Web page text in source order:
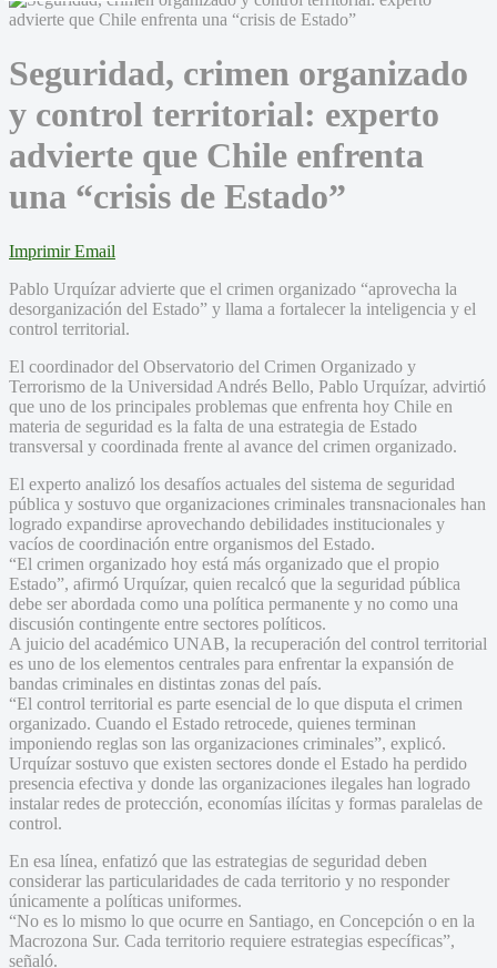
Seguridad, crimen organizado
y control territorial: experto
advierte que Chile enfrenta
una “crisis de Estado”
Imprimir Email
Pablo Urquízar advierte que el crimen organizado “aprovecha la
desorganización del Estado” y llama a fortalecer la inteligencia y el
control territorial.
El coordinador del Observatorio del Crimen Organizado y
Terrorismo de la Universidad Andrés Bello, Pablo Urquízar, advirtió
que uno de los principales problemas que enfrenta hoy Chile en
materia de seguridad es la falta de una estrategia de Estado
transversal y coordinada frente al avance del crimen organizado.
El experto analizó los desafíos actuales del sistema de seguridad
pública y sostuvo que organizaciones criminales transnacionales han
logrado expandirse aprovechando debilidades institucionales y
vacíos de coordinación entre organismos del Estado.
“El crimen organizado hoy está más organizado que el propio
Estado”, afirmó Urquízar, quien recalcó que la seguridad pública
debe ser abordada como una política permanente y no como una
discusión contingente entre sectores políticos.
A juicio del académico UNAB, la recuperación del control territorial
es uno de los elementos centrales para enfrentar la expansión de
bandas criminales en distintas zonas del país.
“El control territorial es parte esencial de lo que disputa el crimen
organizado. Cuando el Estado retrocede, quienes terminan
imponiendo reglas son las organizaciones criminales”, explicó.
Urquízar sostuvo que existen sectores donde el Estado ha perdido
presencia efectiva y donde las organizaciones ilegales han logrado
instalar redes de protección, economías ilícitas y formas paralelas de
control.
En esa línea, enfatizó que las estrategias de seguridad deben
considerar las particularidades de cada territorio y no responder
únicamente a políticas uniformes.
“No es lo mismo lo que ocurre en Santiago, en Concepción o en la
Macrozona Sur. Cada territorio requiere estrategias específicas”,
señaló.